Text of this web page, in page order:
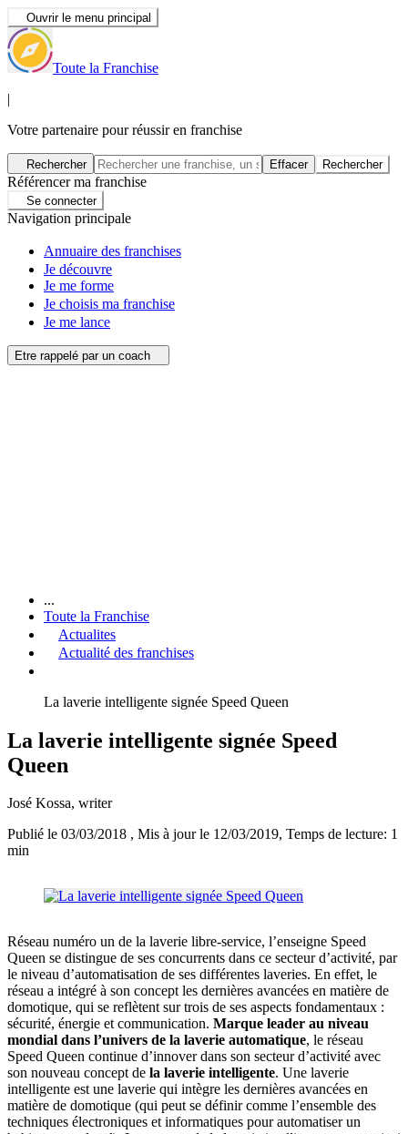
Ouvrir le menu principal
Toute la Franchise
|
Votre partenaire pour réussir en franchise
Rechercher Effacer Rechercher
Référencer ma franchise
Se connecter
Navigation principale
Annuaire des franchises
Je découvre
Je me forme
Je choisis ma franchise
Je me lance
Etre rappelé par un coach
...
Toute la Franchise
Actualites
Actualité des franchises
La laverie intelligente signée Speed Queen
La laverie intelligente signée Speed
Queen
José Kossa, writer
Publié le 03/03/2018 , Mis à jour le 12/03/2019, Temps de lecture: 1
min
Réseau numéro un de la laverie libre-service, l’enseigne Speed
Queen se distingue de ses concurrents dans ce secteur d’activité, par
le niveau d’automatisation de ses différentes laveries. En effet, le
réseau a intégré à son concept les dernières avancées en matière de
domotique, qui se reflètent sur trois de ses aspects fondamentaux :
sécurité, énergie et communication. Marque leader au niveau
mondial dans l’univers de la laverie automatique, le réseau
Speed Queen continue d’innover dans son secteur d’activité avec
son nouveau concept de la laverie intelligente. Une laverie
intelligente est une laverie qui intègre les dernières avancées en
matière de domotique (qui peut se définir comme l’ensemble des
techniques électroniques et informatiques pour automatiser un